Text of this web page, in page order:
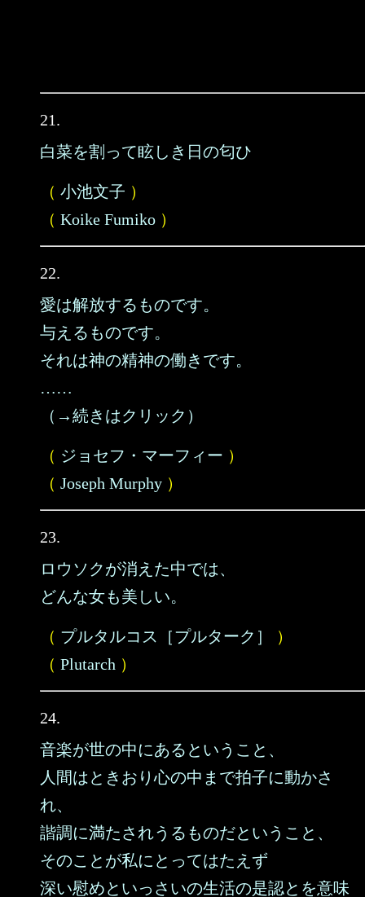
21.
白菜を割って眩しき日の匂ひ
（ 小池文子 ）
（ Koike Fumiko ）
22.
愛は解放するものです。
与えるものです。
それは神の精神の働きです。
……
（→続きはクリック）
（ ジョセフ・マーフィー ）
（ Joseph Murphy ）
23.
ロウソクが消えた中では、
どんな女も美しい。
（ プルタルコス［プルターク］
）
（ Plutarch ）
24.
音楽が世の中にあるということ、
人間はときおり心の中まで拍子に動かさ
れ、
諧調に満たされうるものだということ、
そのことが私にとってはたえず
深い慰めといっさいの生活の是認とを意味